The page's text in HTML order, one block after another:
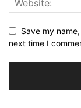
Save my
next time I